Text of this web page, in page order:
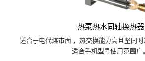
热泵热水同轴换热器
适合于电代煤市面 ，热交换能力高且坚同
适合手机型号使用范围广。